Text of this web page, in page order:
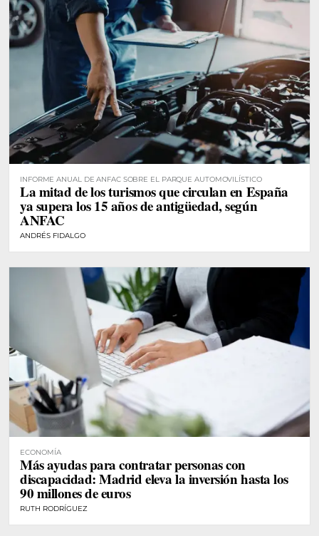
INFORME ANUAL DE ANFAC SOBRE EL PARQUE AUTOMOVILÍSTICO
La mitad de los turismos que circulan en España
ya supera los 15 años de antigüedad, según
ANFAC
ANDRÉS FIDALGO
ECONOMÍA
Más ayudas para contratar personas con
discapacidad: Madrid eleva la inversión hasta los
90 millones de euros
RUTH RODRÍGUEZ